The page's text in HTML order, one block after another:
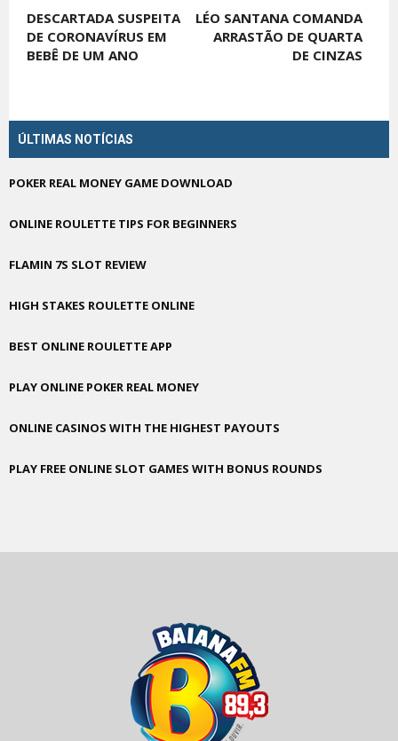
DESCARTADA SUSPEITA
DE CORONAVÍRUS EM
BEBÊ DE UM ANO
LÉO SANTANA COMANDA
ARRASTÃO DE QUARTA
DE CINZAS
ÚLTIMAS NOTÍCIAS
POKER REAL MONEY GAME DOWNLOAD
ONLINE ROULETTE TIPS FOR BEGINNERS
FLAMIN 7S SLOT REVIEW
HIGH STAKES ROULETTE ONLINE
BEST ONLINE ROULETTE APP
PLAY ONLINE POKER REAL MONEY
ONLINE CASINOS WITH THE HIGHEST PAYOUTS
PLAY FREE ONLINE SLOT GAMES WITH BONUS ROUNDS